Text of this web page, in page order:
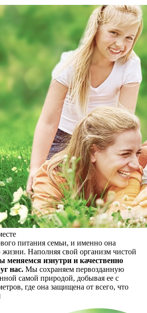
питания семьи, и именно она
жизни. Наполняя свой организм чистой
меняемся изнутри и качественно
нас. Мы сохраняем первозданную
самой природой, добывая ее с
где она защищена от всего, что